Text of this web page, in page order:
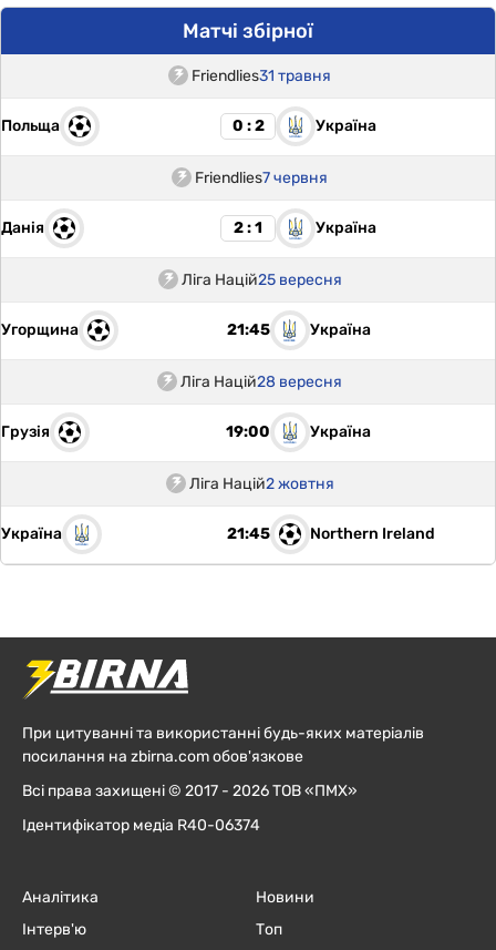
Матчі збірної
Friendlies31 травня
Польща 0 : 2 Україна
Friendlies7 червня
Данія 2 : 1 Україна
Ліга Націй25 вересня
Угорщина 21:45 Україна
Ліга Націй28 вересня
Грузія 19:00 Україна
Ліга Націй2 жовтня
Україна 21:45 Northern Ireland
При цитуванні та використанні будь-яких матеріалів
посилання на zbirna.com обов'язкове
Всі права захищені © 2017 - 2026 ТОВ «ПМХ»
Ідентифікатор медіа R40-06374
Аналітика
Інтерв'ю
Новини
Топ